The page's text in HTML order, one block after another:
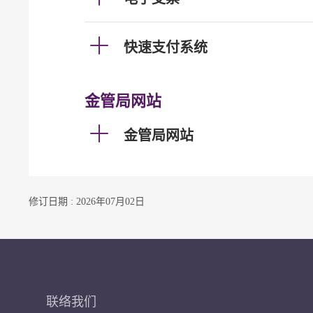
快速支付系统
金管局网站
金管局网站
修订日期 : 2026年07月02日
联络我们